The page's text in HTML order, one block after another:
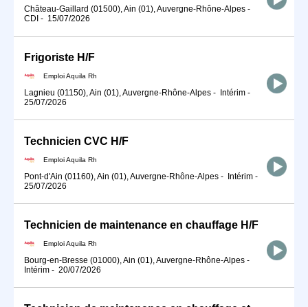
Château-Gaillard (01500), Ain (01), Auvergne-Rhône-Alpes -
CDI - 15/07/2026
Frigoriste H/F
Emploi Aquila Rh
Lagnieu (01150), Ain (01), Auvergne-Rhône-Alpes - Intérim -
25/07/2026
Technicien CVC H/F
Emploi Aquila Rh
Pont-d'Ain (01160), Ain (01), Auvergne-Rhône-Alpes - Intérim -
25/07/2026
Technicien de maintenance en chauffage H/F
Emploi Aquila Rh
Bourg-en-Bresse (01000), Ain (01), Auvergne-Rhône-Alpes -
Intérim - 20/07/2026